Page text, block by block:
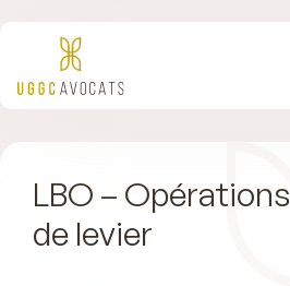
LBO –
de levier